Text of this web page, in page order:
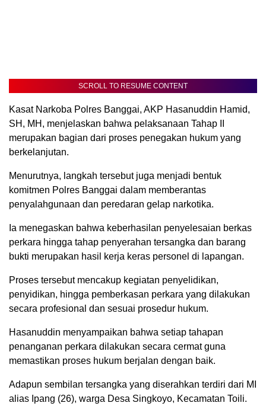
SCROLL TO RESUME CONTENT
Kasat Narkoba Polres Banggai, AKP Hasanuddin Hamid,
SH, MH, menjelaskan bahwa pelaksanaan Tahap II
merupakan bagian dari proses penegakan hukum yang
berkelanjutan.
Menurutnya, langkah tersebut juga menjadi bentuk
komitmen Polres Banggai dalam memberantas
penyalahgunaan dan peredaran gelap narkotika.
Ia menegaskan bahwa keberhasilan penyelesaian berkas
perkara hingga tahap penyerahan tersangka dan barang
bukti merupakan hasil kerja keras personel di lapangan.
Proses tersebut mencakup kegiatan penyelidikan,
penyidikan, hingga pemberkasan perkara yang dilakukan
secara profesional dan sesuai prosedur hukum.
Hasanuddin menyampaikan bahwa setiap tahapan
penanganan perkara dilakukan secara cermat guna
memastikan proses hukum berjalan dengan baik.
Adapun sembilan tersangka yang diserahkan terdiri dari MI
alias Ipang (26), warga Desa Singkoyo, Kecamatan Toili.